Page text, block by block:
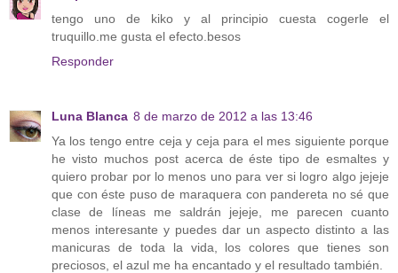
tengo uno de kiko y al principio cuesta cogerle el
truquillo.me gusta el efecto.besos
Responder
Luna Blanca 8 de marzo de 2012 a las 13:46
Ya los tengo entre ceja y ceja para el mes siguiente porque
he visto muchos post acerca de éste tipo de esmaltes y
quiero probar por lo menos uno para ver si logro algo jejeje
que con éste puso de maraquera con pandereta no sé que
clase de líneas me saldrán jejeje, me parecen cuanto
menos interesante y puedes dar un aspecto distinto a las
manicuras de toda la vida, los colores que tienes son
preciosos, el azul me ha encantado y el resultado también.